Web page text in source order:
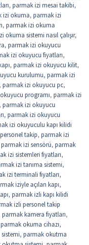
, parmak izi mesai takibi,
izi okuma, parmak izi
, parmak izi okuma
okuma sistemi nasıl çalışır,
, parmak izi okuyucu
izi okuyucu fiyatları,
, parmak izi okuyucu kilit,
kurulumu, parmak izi
parmak izi okuyucu pc,
programı, parmak izi
, parmak izi okuyucu
, parmak izi okuyucu
izi okuyuculu kapı kilidi
takip, parmak izi
parmak izi sensörü, parmak
izi sistemleri fiyatları,
izi tanıma sistemi,
izi terminali fiyatları,
iziyle açılan kapı,
, parmak izli kapı kilidi
izli personel takip
parmak kamera fiyatları,
parmak okuma cihazı,
, parmak okutma